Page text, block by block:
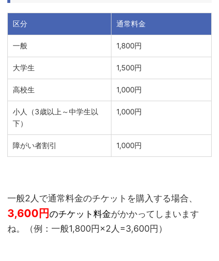
区分 通常料金
一般 1,800円
大学生 1,500円
高校生 1,000円
小人（3歳以上～中学生以
下）
1,000円
障がい者割引 1,000円
一般2人で通常料金のチケットを購入する場合、
3,600円のチケット料金がかかってしまいます
ね。（例：一般1,800円×2人=3,600円）